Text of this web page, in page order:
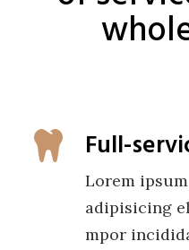
Full-
Lorem
adipisicing
mpor